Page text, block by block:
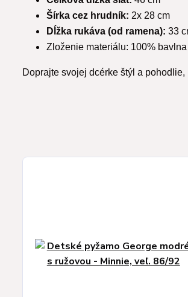
Šírka cez hrudník: 2x 28 cm
Dĺžka rukáva (od ramena): 33
Zloženie materiálu: 100% bavlna
Doprajte svojej dcérke štýl a